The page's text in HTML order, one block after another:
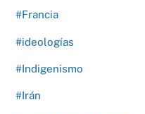
#Francia
#ideologías
#Indigenismo
#Irán